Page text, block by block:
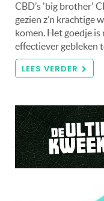
CBD’s 'big brother'
gezien z’n krachtige
komen. Het goedje is
effectiever gebleken
LEES VERDER